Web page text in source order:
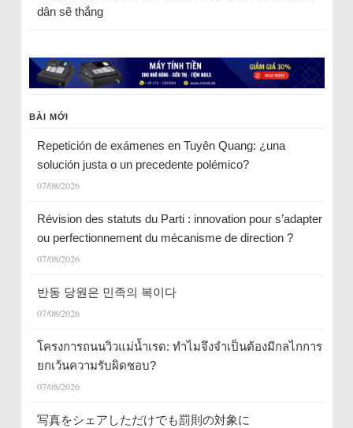
dân sẽ thắng
BÀI MỚI
Repetición de exámenes en Tuyên Quang: ¿una
solución justa o un precedente polémico?
07/08/2026
Révision des statuts du Parti : innovation pour s’adapter
ou perfectionnement du mécanisme de direction ?
07/08/2026
반동 당원은 민족의 복이다
07/08/2026
โครงการถนนวิวแม่น้ำเรด: ทำไมจึงจำเป็นต้องมีกลไกการ
ยกเว้นความรับผิดชอบ?
07/08/2026
写真をシェアしただけでも罰則の対象に